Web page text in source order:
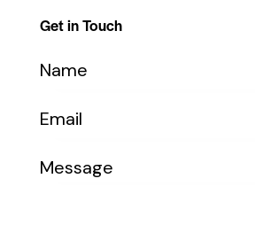
Get in Touch